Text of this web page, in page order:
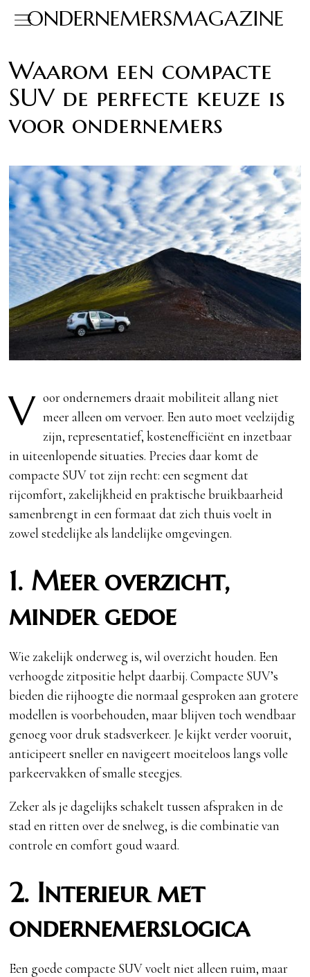
ONDERNEMERSMAGAZINE
Waarom een compacte
SUV de perfecte keuze is
voor ondernemers
V oor ondernemers draait mobiliteit allang niet
meer alleen om vervoer. Een auto moet veelzijdig
zijn, representatief, kostenefficiënt en inzetbaar
in uiteenlopende situaties. Precies daar komt de
compacte SUV tot zijn recht: een segment dat
rijcomfort, zakelijkheid en praktische bruikbaarheid
samenbrengt in een formaat dat zich thuis voelt in
zowel stedelijke als landelijke omgevingen.
1. Meer overzicht,
minder gedoe
Wie zakelijk onderweg is, wil overzicht houden. Een
verhoogde zitpositie helpt daarbij. Compacte SUV’s
bieden die rijhoogte die normaal gesproken aan grotere
modellen is voorbehouden, maar blijven toch wendbaar
genoeg voor druk stadsverkeer. Je kijkt verder vooruit,
anticipeert sneller en navigeert moeiteloos langs volle
parkeervakken of smalle steegjes.
Zeker als je dagelijks schakelt tussen afspraken in de
stad en ritten over de snelweg, is die combinatie van
controle en comfort goud waard.
2. Interieur met
ondernemerslogica
Een goede compacte SUV voelt niet alleen ruim, maar